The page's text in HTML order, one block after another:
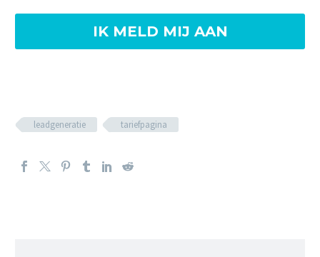
leadgeneratie tariefpagina